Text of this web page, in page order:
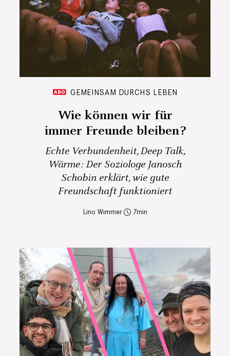
GEMEINSAM DURCHS LEBEN
Wie können wir für
immer Freunde bleiben?
Echte Verbundenheit, Deep Talk,
Wärme: Der Soziologe Janosch
Schobin erklärt, wie gute
Freundschaft funktioniert
Lino Wimmer 7